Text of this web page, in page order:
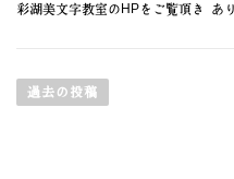
彩湖美文字教室のHPをご覧頂き
稿
過去の投稿